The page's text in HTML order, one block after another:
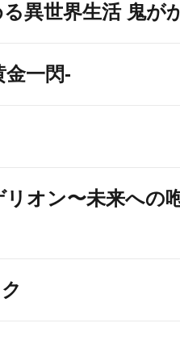
異世界生活 鬼が
金一閃-
オン〜未来への